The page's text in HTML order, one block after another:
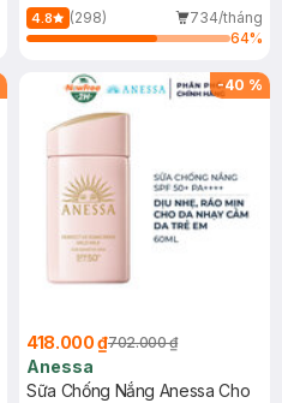
4.8 (298)
734/tháng
64%
-40 %
418.000 ₫702.000 ₫
Anessa
Sữa Chống Nắng Anessa Cho